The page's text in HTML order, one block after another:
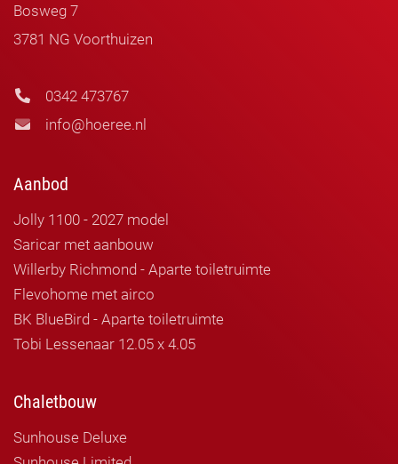
Bosweg 7
3781 NG Voorthuizen
0342 473767
info@hoeree.nl
Aanbod
Jolly 1100 - 2027 model
Saricar met aanbouw
Willerby Richmond - Aparte toiletruimte
Flevohome met airco
BK BlueBird - Aparte toiletruimte
Tobi Lessenaar 12.05 x 4.05
Chaletbouw
Sunhouse Deluxe